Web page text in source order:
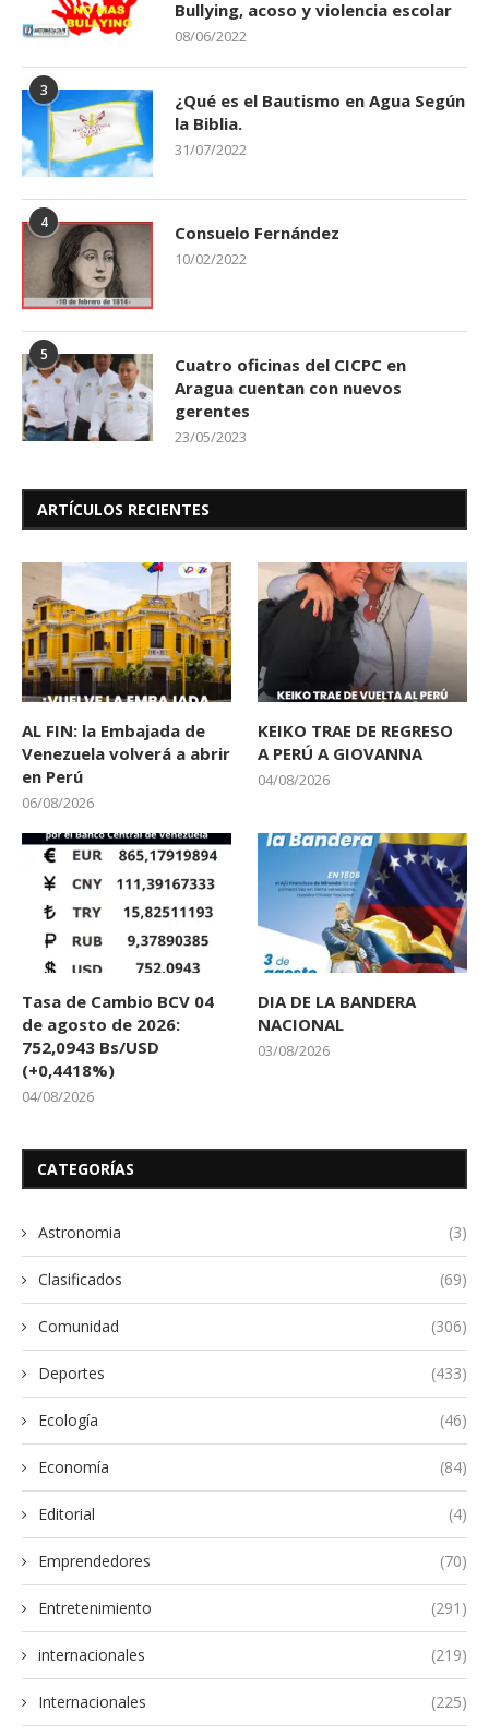
Bullying, acoso y violencia escolar
08/06/2022
3
¿Qué es el Bautismo en Agua Según
la Biblia.
31/07/2022
4 Consuelo Fernández
10/02/2022
5
Cuatro oficinas del CICPC en
Aragua cuentan con nuevos
gerentes
23/05/2023
ARTÍCULOS RECIENTES
AL FIN: la Embajada de
Venezuela volverá a abrir
en Perú
06/08/2026
KEIKO TRAE DE REGRESO
A PERÚ A GIOVANNA
04/08/2026
Tasa de Cambio BCV 04
de agosto de 2026:
752,0943 Bs/USD
(+0,4418%)
04/08/2026
DIA DE LA BANDERA
NACIONAL
03/08/2026
CATEGORÍAS
Astronomia (3)
Clasificados (69)
Comunidad (306)
Deportes (433)
Ecología (46)
Economía (84)
Editorial (4)
Emprendedores (70)
Entretenimiento (291)
internacionales (219)
Internacionales (225)